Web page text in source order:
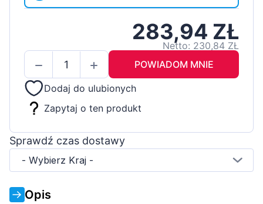
283,94 ZŁ
Netto: 230,84 ZŁ
POWIADOM MNIE
Dodaj do ulubionych
Zapytaj o ten produkt
Sprawdź czas dostawy
- Wybierz Kraj -
Opis